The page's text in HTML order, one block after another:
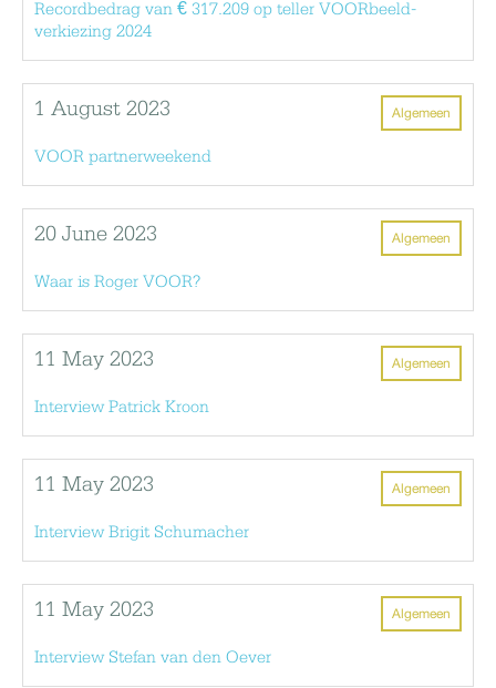
Recordbedrag van € 317.209 op teller VOORbeeld-
verkiezing 2024
Algemeen
1 August 2023
VOOR partnerweekend
Algemeen
20 June 2023
Waar is Roger VOOR?
Algemeen
11 May 2023
Interview Patrick Kroon
Algemeen
11 May 2023
Interview Brigit Schumacher
Algemeen
11 May 2023
Interview Stefan van den Oever